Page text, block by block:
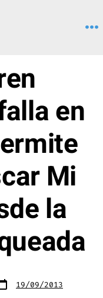
en
Mi
la
19/09/2013